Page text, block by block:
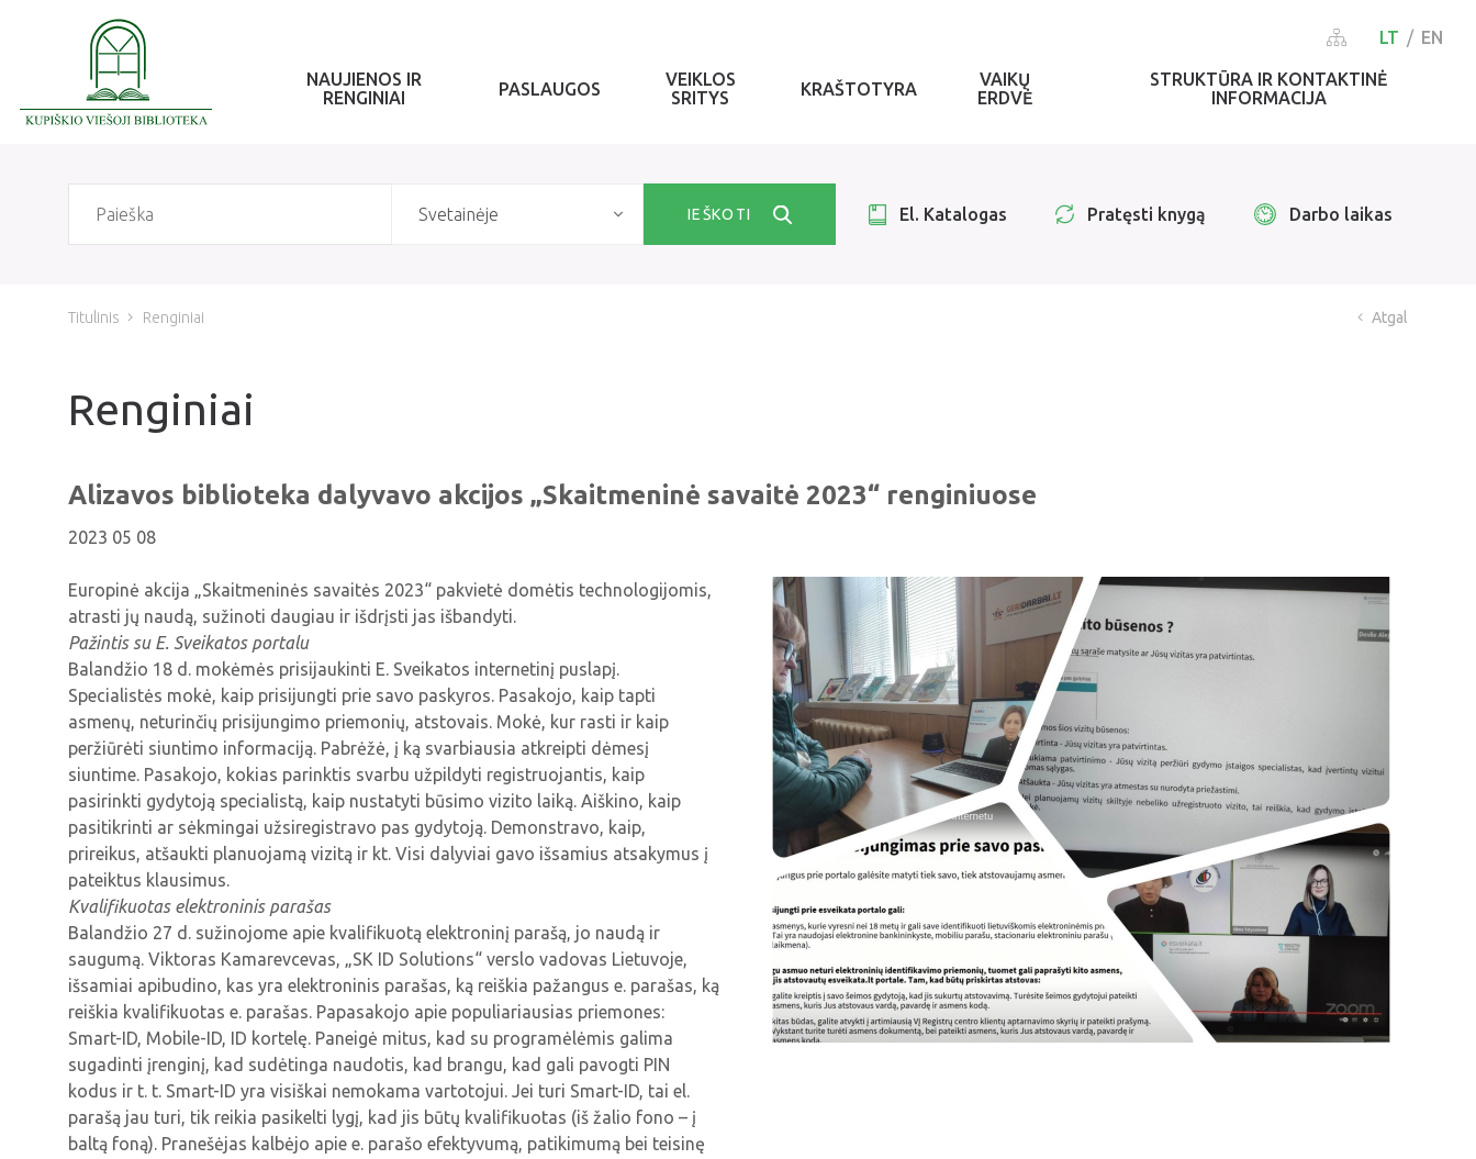
LT EN
NAUJIENOS IR
RENGINIAI
PASLAUGOS
VEIKLOS
SRITYS
KRAŠTOTYRA
VAIKŲ
ERDVĖ
STRUKTŪRA IR KONTAKTINĖ
INFORMACIJA
Svetainėje IEŠKOTI El. Katalogas Pratęsti knygą Darbo laikas
Titulinis Renginiai Atgal
Renginiai
Alizavos biblioteka dalyvavo akcijos „Skaitmeninė savaitė 2023“ renginiuose
2023 05 08
Europinė akcija „Skaitmeninės savaitės 2023“ pakvietė domėtis technologijomis,
atrasti jų naudą, sužinoti daugiau ir išdrįsti jas išbandyti.
Pažintis su E. Sveikatos portalu
Balandžio 18 d. mokėmės prisijaukinti E. Sveikatos internetinį puslapį.
Specialistės mokė, kaip prisijungti prie savo paskyros. Pasakojo, kaip tapti
asmenų, neturinčių prisijungimo priemonių, atstovais. Mokė, kur rasti ir kaip
peržiūrėti siuntimo informaciją. Pabrėžė, į ką svarbiausia atkreipti dėmesį
siuntime. Pasakojo, kokias parinktis svarbu užpildyti registruojantis, kaip
pasirinkti gydytoją specialistą, kaip nustatyti būsimo vizito laiką. Aiškino, kaip
pasitikrinti ar sėkmingai užsiregistravo pas gydytoją. Demonstravo, kaip,
prireikus, atšaukti planuojamą vizitą ir kt. Visi dalyviai gavo išsamius atsakymus į
pateiktus klausimus.
Kvalifikuotas elektroninis parašas
Balandžio 27 d. sužinojome apie kvalifikuotą elektroninį parašą, jo naudą ir
saugumą. Viktoras Kamarevcevas, „SK ID Solutions“ verslo vadovas Lietuvoje,
išsamiai apibudino, kas yra elektroninis parašas, ką reiškia pažangus e. parašas, ką
reiškia kvalifikuotas e. parašas. Papasakojo apie populiariausias priemones:
Smart-ID, Mobile-ID, ID kortelę. Paneigė mitus, kad su programėlėmis galima
sugadinti įrenginį, kad sudėtinga naudotis, kad brangu, kad gali pavogti PIN
kodus ir t. t. Smart-ID yra visiškai nemokama vartotojui. Jei turi Smart-ID, tai el.
parašą jau turi, tik reikia pasikelti lygį, kad jis būtų kvalifikuotas (iš žalio fono – į
baltą foną). Pranešėjas kalbėjo apie e. parašo efektyvumą, patikimumą bei teisinę